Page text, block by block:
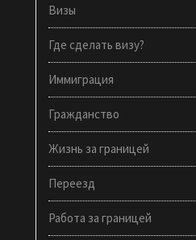
Визы
Где сделать визу?
Иммиграция
Гражданство
Жизнь за границей
Переезд
Работа за границей